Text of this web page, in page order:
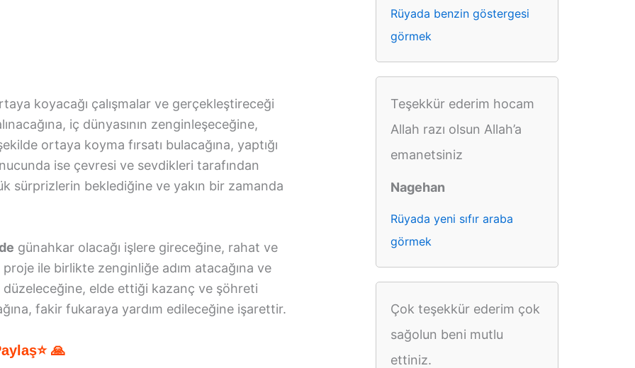
koyacağı çalışmalar ve gerçekleştireceği
iç dünyasının zenginleşeceğine,
ortaya koyma fırsatı bulacağına, yaptığı
ise çevresi ve sevdikleri tarafından
sürprizlerin beklediğine ve yakın bir zamanda
günahkar olacağı işlere gireceğine, rahat ve
ile birlikte zenginliğe adım atacağına ve
elde ettiği kazanç ve şöhreti
fakir fukaraya yardım edileceğine işarettir.
🙏
Rüyada benzin göstergesi
görmek
Teşekkür ederim hocam
Allah razı olsun Allah’a
emanetsiniz
Nagehan
Rüyada yeni sıfır araba
görmek
Çok teşekkür ederim çok
sağolun beni mutlu
ettiniz.